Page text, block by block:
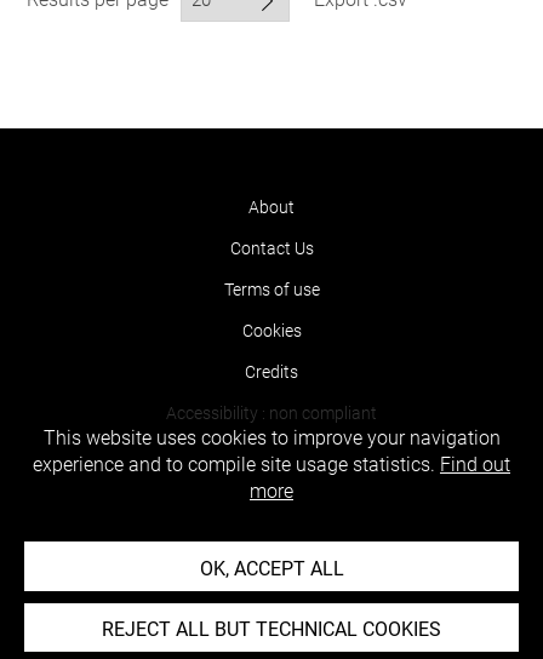
About
Contact Us
Terms of use
Cookies
Credits
Accessibility : non compliant
This website uses cookies to improve your navigation
experience and to compile site usage statistics. Find out
more
OK, ACCEPT ALL
REJECT ALL BUT TECHNICAL COOKIES